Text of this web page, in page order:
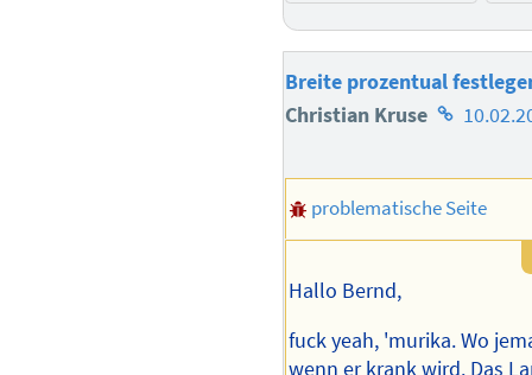
Breite prozentual
Christian Kruse Homepage
Autors
problematische Seite
Hallo Bernd,
fuck yeah, 'murika. Wo
wenn er krank wird. Das